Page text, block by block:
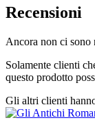
Recensioni
Ancora non ci sono
Solamente clienti
questo prodotto
Gli altri clienti